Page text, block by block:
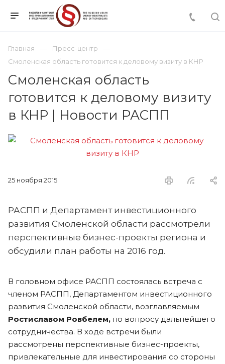
Главная
Пресс-центр
Смоленская область готовится к деловому визиту в КНР
Смоленская область
готовится к деловому визиту
в КНР | Новости РАСПП
25 ноября 2015
РАСПП и Департамент инвестиционного
развития Смоленской области рассмотрели
перспективные бизнес-проекты региона и
обсудили план работы на 2016 год.
В головном офисе РАСПП состоялась встреча с
членом РАСПП, Департаментом инвестиционного
развития Смоленской области, возглавляемым
Ростиславом Ровбелем, по вопросу дальнейшего
сотрудничества. В ходе встречи были
рассмотрены перспективные бизнес-проекты,
привлекательные для инвестирования со стороны